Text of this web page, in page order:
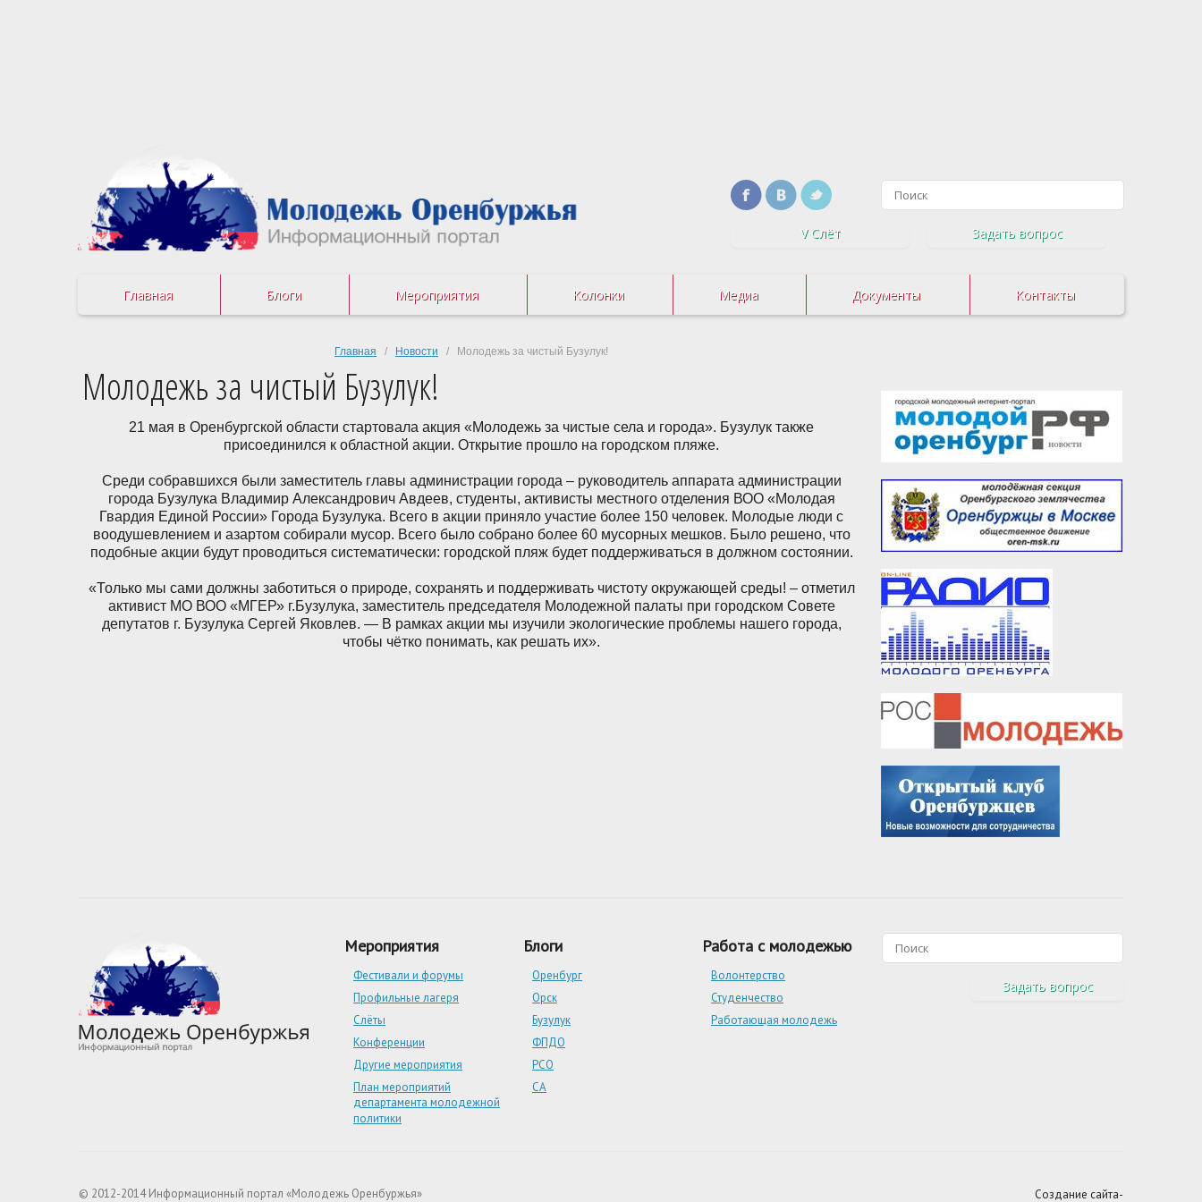
Задать вопрос
V Слёт
Главная Блоги Мероприятия Колонки Медиа Документы Контакты
Главная / Новости / Молодежь за чистый Бузулук!
Молодежь за чистый Бузулук!
21 мая в Оренбургской области стартовала акция «Молодежь за чистые села и города». Бузулук также
присоединился к областной акции. Открытие прошло на городском пляже.
Среди собравшихся были заместитель главы администрации города – руководитель аппарата администрации
города Бузулука Владимир Александрович Авдеев, студенты, активисты местного отделения ВОО «Молодая
Гвардия Единой России» Города Бузулука. Всего в акции приняло участие более 150 человек. Молодые люди с
воодушевлением и азартом собирали мусор. Всего было собрано более 60 мусорных мешков. Было решено, что
подобные акции будут проводиться систематически: городской пляж будет поддерживаться в должном состоянии.
«Только мы сами должны заботиться о природе, сохранять и поддерживать чистоту окружающей среды! – отметил
активист МО ВОО «МГЕР» г.Бузулука, заместитель председателя Молодежной палаты при городском Совете
депутатов г. Бузулука Сергей Яковлев. — В рамках акции мы изучили экологические проблемы нашего города,
чтобы чётко понимать, как решать их».
Мероприятия
Фестивали и форумы
Профильные лагеря
Слёты
Конференции
Другие мероприятия
План мероприятий
департамента молодежной
политики
Блоги
Оренбург
Орск
Бузулук
ФПДО
РСО
СА
Работа с молодежью
Волонтерство
Студенчество
Работающая молодежь
Задать вопрос
© 2012-2014 Информационный портал «Молодежь Оренбуржья»
Создание сайта-